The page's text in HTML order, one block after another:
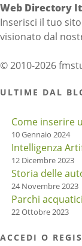
Web Directory
Inserisci il tuo
visionato dal
© 2010-2026
ULTIME DAL
Come inserire
10 Gennaio 2024
Intelligenza
12 Dicembre 2023
Storia delle
24 Novembre 2023
Parchi
22 Ottobre 2023
ACCEDI O